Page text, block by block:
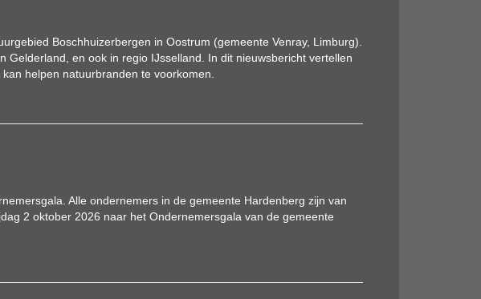
Boschhuizerbergen in Oostrum (gemeente Venray, Limburg).
Gelderland, en ook in regio IJsselland. In dit nieuwsbericht vertellen
helpen natuurbranden te voorkomen.
Alle ondernemers in de gemeente Hardenberg zijn van
2 oktober 2026 naar het Ondernemersgala van de gemeente